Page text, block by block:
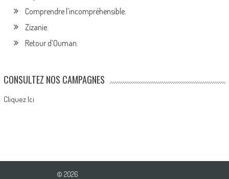
Comprendre l’incompréhensible.
Zizanie.
Retour d’Ouman.
CONSULTEZ NOS CAMPAGNES
Cliquez Ici
© 2026